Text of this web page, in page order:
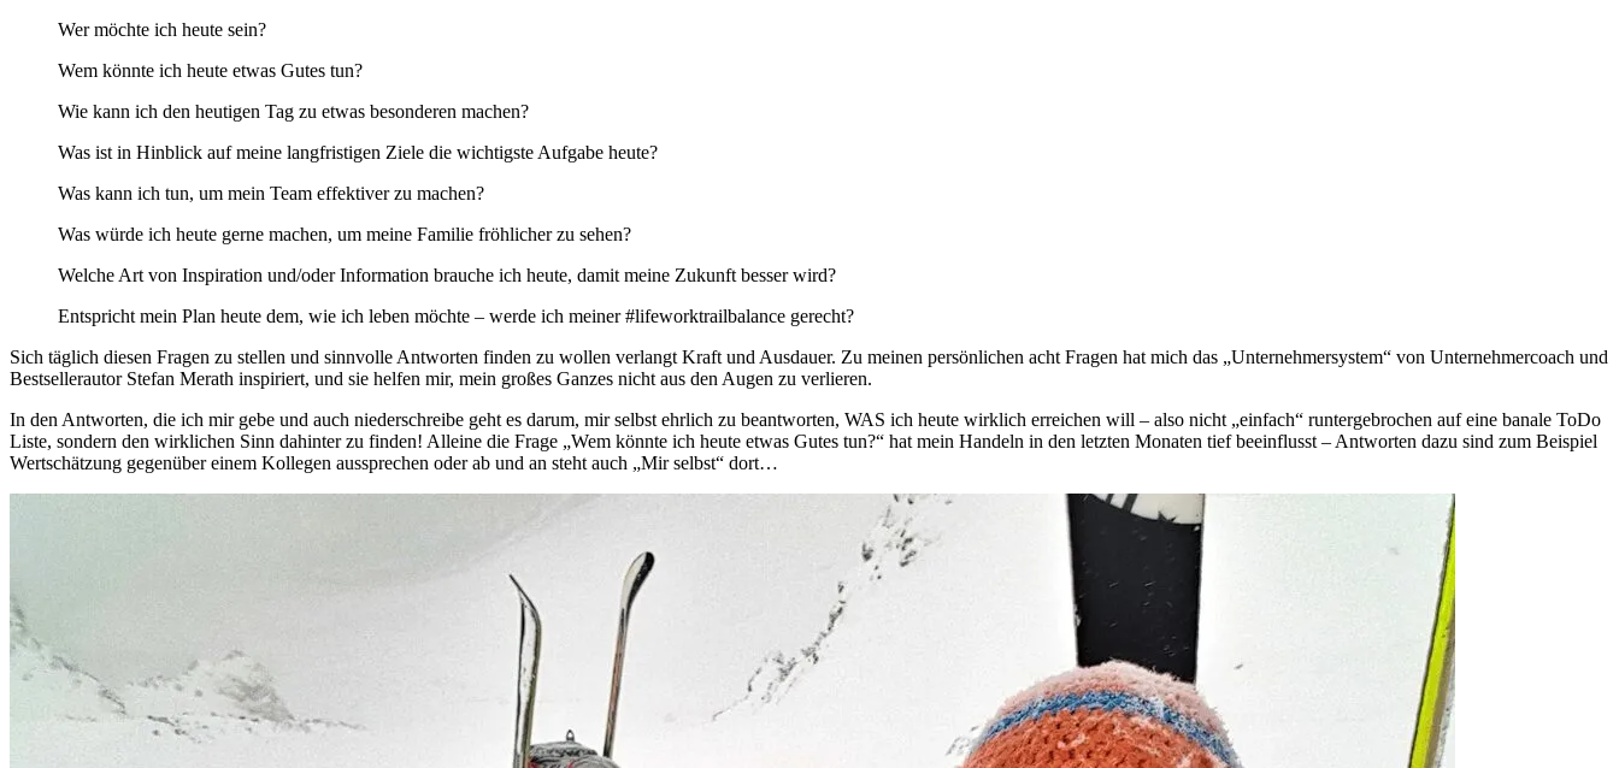
Wer möchte ich heute sein?
Wem könnte ich heute etwas Gutes tun?
Wie kann ich den heutigen Tag zu etwas besonderen machen?
Was ist in Hinblick auf meine langfristigen Ziele die wichtigste Aufgabe heute?
Was kann ich tun, um mein Team effektiver zu machen?
Was würde ich heute gerne machen, um meine Familie fröhlicher zu sehen?
Welche Art von Inspiration und/oder Information brauche ich heute, damit meine Zukunft besser wird?
Entspricht mein Plan heute dem, wie ich leben möchte – werde ich meiner #lifeworktrailbalance gerecht?
Sich täglich diesen Fragen zu stellen und sinnvolle Antworten finden zu wollen verlangt Kraft und Ausdauer. Zu meinen persönlichen acht Fragen hat mich das „Unternehmersystem“ von Unternehmercoach und
Bestsellerautor Stefan Merath inspiriert, und sie helfen mir, mein großes Ganzes nicht aus den Augen zu verlieren.
In den Antworten, die ich mir gebe und auch niederschreibe geht es darum, mir selbst ehrlich zu beantworten, WAS ich heute wirklich erreichen will – also nicht „einfach“ runtergebrochen auf eine banale ToDo
Liste, sondern den wirklichen Sinn dahinter zu finden! Alleine die Frage „Wem könnte ich heute etwas Gutes tun?“ hat mein Handeln in den letzten Monaten tief beeinflusst – Antworten dazu sind zum Beispiel
Wertschätzung gegenüber einem Kollegen aussprechen oder ab und an steht auch „Mir selbst“ dort…